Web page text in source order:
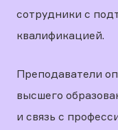
сотрудники с
квалификацией.
Преподаватели
высшего
и связь с